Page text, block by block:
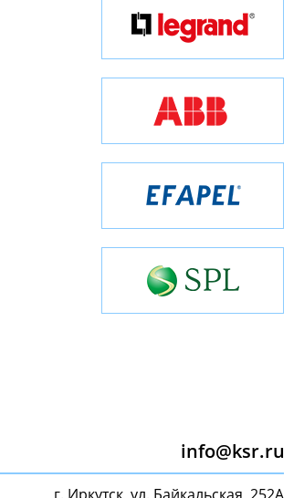
info@ksr.ru